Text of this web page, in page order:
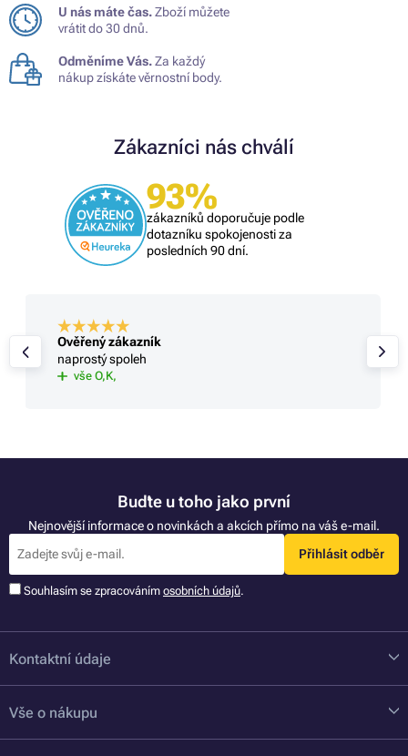
U nás máte čas.Zboží můžete
vrátit do 30 dnů.
Odměníme Vás.Za každý
nákup získáte věrnostní body.
Zákazníci nás chválí
93%
zákazníků doporučuje podle
dotazníku spokojenosti za
posledních 90 dní.
Ověřený zákazník
naprostý spoleh
vše O,K,
Buďte u toho jako první
Nejnovější informace o novinkách a akcích přímo na váš e-mail.
Přihlásit odběr
Souhlasím se zpracováním osobních údajů.
Kontaktní údaje
Vše o nákupu